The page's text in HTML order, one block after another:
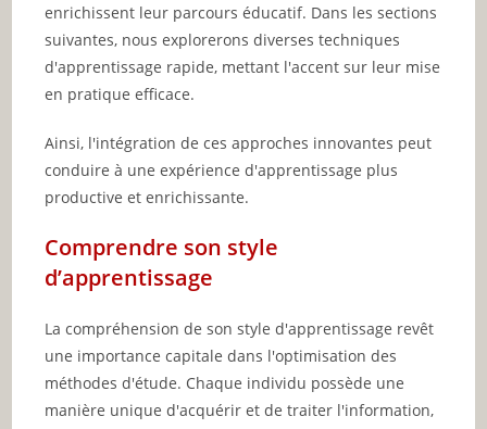
enrichissent leur parcours éducatif. Dans les sections
suivantes, nous explorerons diverses techniques
d'apprentissage rapide, mettant l'accent sur leur mise
en pratique efficace.
Ainsi, l'intégration de ces approches innovantes peut
conduire à une expérience d'apprentissage plus
productive et enrichissante.
Comprendre son style
d’apprentissage
La compréhension de son style d'apprentissage revêt
une importance capitale dans l'optimisation des
méthodes d'étude. Chaque individu possède une
manière unique d'acquérir et de traiter l'information,